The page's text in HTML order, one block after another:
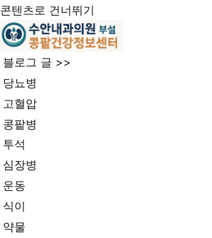
콘텐츠로 건너뛰기
블로그 글 >>
당뇨병
고혈압
콩팥병
투석
심장병
운동
식이
약물